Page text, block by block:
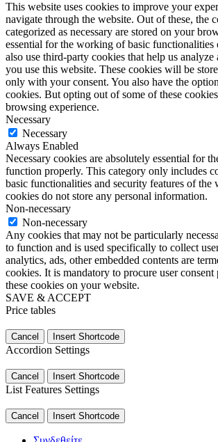
This website uses cookies to improve your
navigate through the website. Out of these, the
categorized as necessary are stored on your
essential for the working of basic functionalities
also use third-party cookies that help us
you use this website. These cookies will be
only with your consent. You also have the
cookies. But opting out of some of these
browsing experience.
Necessary
Necessary
Always Enabled
Necessary cookies are absolutely essential for
function properly. This category only includes
basic functionalities and security features of the
cookies do not store any personal information.
Non-necessary
Non-necessary
Any cookies that may not be particularly
to function and is used specifically to collect
analytics, ads, other embedded contents are
cookies. It is mandatory to procure user
these cookies on your website.
SAVE & ACCEPT
Price tables
Cancel Insert Shortcode
Accordion Settings
Cancel Insert Shortcode
List Features Settings
Cancel Insert Shortcode